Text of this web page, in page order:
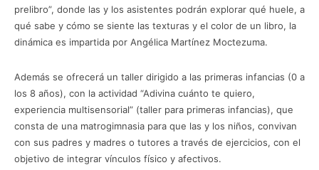
prelibro”, donde las y los asistentes podrán explorar qué huele, a
qué sabe y cómo se siente las texturas y el color de un libro, la
dinámica es impartida por Angélica Martínez Moctezuma.
Además se ofrecerá un taller dirigido a las primeras infancias (0 a
los 8 años), con la actividad “Adivina cuánto te quiero,
experiencia multisensorial” (taller para primeras infancias), que
consta de una matrogimnasia para que las y los niños, convivan
con sus padres y madres o tutores a través de ejercicios, con el
objetivo de integrar vínculos físico y afectivos.